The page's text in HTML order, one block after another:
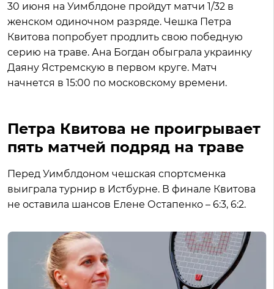
30 июня на Уимблдоне пройдут матчи 1/32 в
женском одиночном разряде. Чешка Петра
Квитова попробует продлить свою победную
серию на траве. Ана Богдан обыграла украинку
Даяну Ястремскую в первом круге. Матч
начнется в 15:00 по московскому времени.
Петра Квитова не проигрывает
пять матчей подряд на траве
Перед Уимблдоном чешская спортсменка
выиграла турнир в Истбурне. В финале Квитова
не оставила шансов Елене Остапенко – 6:3, 6:2.